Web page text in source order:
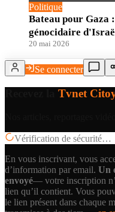
Politique
Bateau pour Gaza
génocidaire
20 mai 2026
Se connecter
Tvnet
Vérification de sécurité…
En vous inscrivant, vous
d’information par email. Un
envoyé— votre inscription
lien qu’il contient. Vous
le lien présent dans chaque